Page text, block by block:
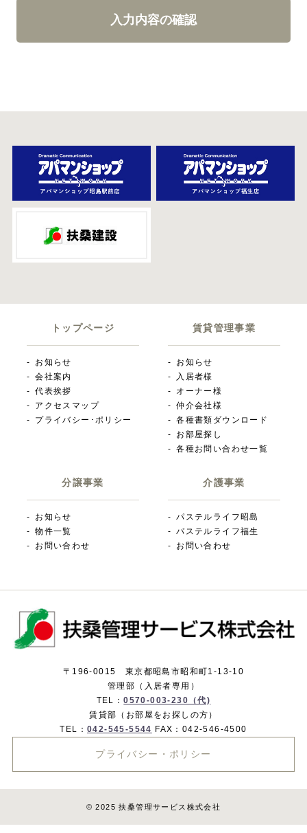
トップページ
お知らせ
会社案内
代表挨拶
アクセスマップ
プライバシー･ポリシー
賃貸管理事業
お知らせ
入居者様
オーナー様
仲介会社様
各種書類ダウンロード
お部屋探し
各種お問い合わせ一覧
分譲事業
お知らせ
物件一覧
お問い合わせ
介護事業
パステルライフ昭島
パステルライフ福生
お問い合わせ
〒196-0015 東京都昭島市昭和町1-13-10
管理部（入居者専用）
TEL：0570-003-230（代)
賃貸部（お部屋をお探しの方）
TEL： 042-545-5544 FAX：042-546-4500
プライバシー・ポリシー
© 2025 扶桑管理サービス株式会社